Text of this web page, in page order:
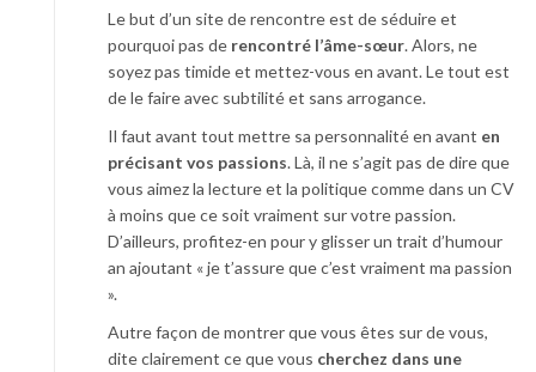
Le but d’un site de rencontre est de séduire et
pourquoi pas de rencontré l’âme-sœur. Alors, ne
soyez pas timide et mettez-vous en avant. Le tout est
de le faire avec subtilité et sans arrogance.
Il faut avant tout mettre sa personnalité en avant en
précisant vos passions. Là, il ne s’agit pas de dire que
vous aimez la lecture et la politique comme dans un CV
à moins que ce soit vraiment sur votre passion.
D’ailleurs, profitez-en pour y glisser un trait d’humour
an ajoutant « je t’assure que c’est vraiment ma passion
».
Autre façon de montrer que vous êtes sur de vous,
dite clairement ce que vous cherchez dans une